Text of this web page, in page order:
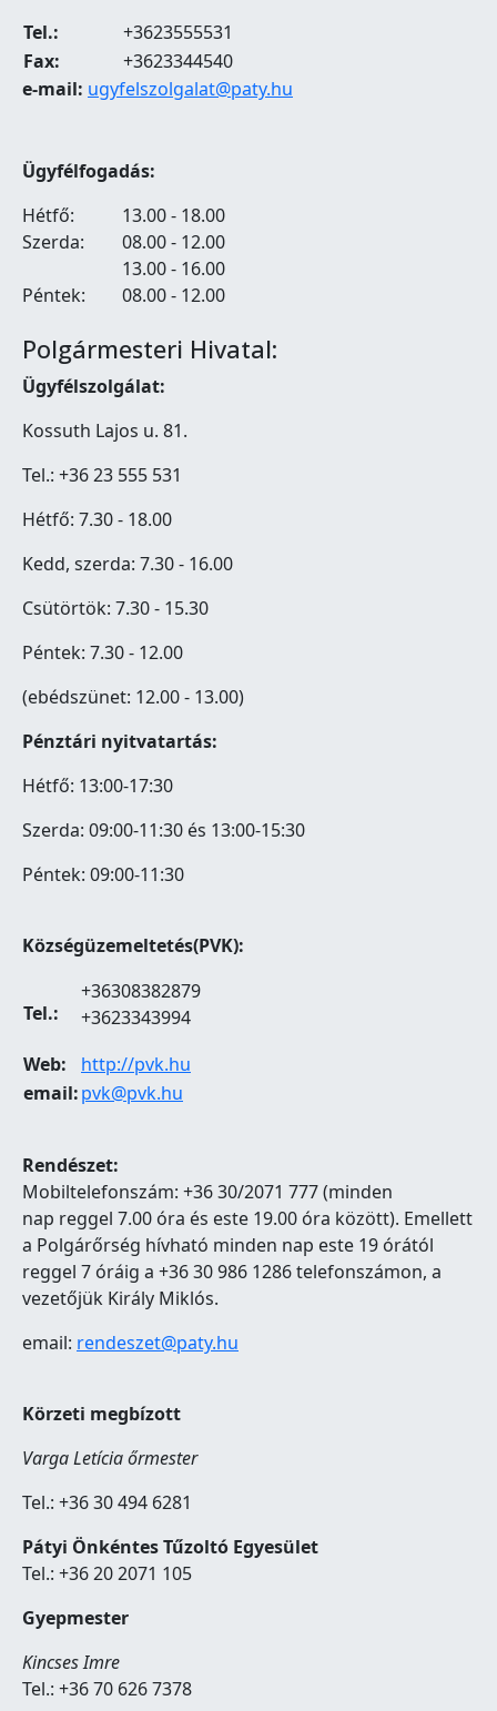
Tel.:
+3623555531
Fax:
+3623344540
e-mail: ugyfelszolgalat@paty.hu
Ügyfélfogadás:
Hétfő:
13.00 - 18.00
Szerda:
08.00 - 12.00
13.00 - 16.00
Péntek:
08.00 - 12.00
Polgármesteri Hivatal:
Ügyfélszolgálat:
Kossuth Lajos u. 81.
Tel.: +36 23 555 531
Hétfő: 7.30 - 18.00
Kedd, szerda: 7.30 - 16.00
Csütörtök: 7.30 - 15.30
Péntek: 7.30 - 12.00
(ebédszünet: 12.00 - 13.00)
Pénztári nyitvatartás:
Hétfő: 13:00-17:30
Szerda: 09:00-11:30 és 13:00-15:30
Péntek: 09:00-11:30
Községüzemeltetés(PVK):
Tel.:
+36308382879
+3623343994
Web:
http://pvk.hu
email:pvk@pvk.hu
Rendészet:
Mobiltelefonszám: +36 30/2071 777 (minden
nap reggel 7.00 óra és este 19.00 óra között). Emellett
a Polgárőrség hívható minden nap este 19 órától
reggel 7 óráig a +36 30 986 1286 telefonszámon, a
vezetőjük Király Miklós.
email: rendeszet@paty.hu
Körzeti megbízott
Varga Letícia őrmester
Tel.: +36 30 494 6281
Pátyi Önkéntes Tűzoltó Egyesület
Tel.: +36 20 2071 105
Gyepmester
Kincses Imre
Tel.: +36 70 626 7378